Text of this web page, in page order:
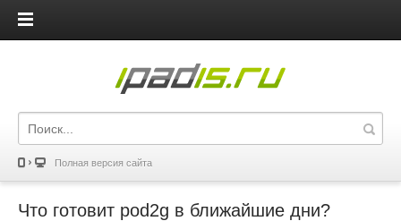
iPadis.ru
Полная версия сайта
Что готовит pod2g в ближайшие дни?